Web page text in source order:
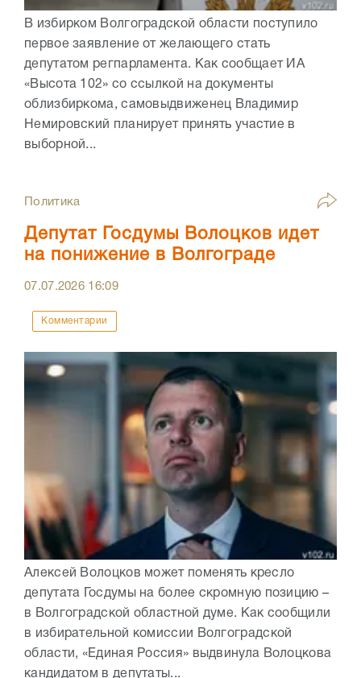
В избирком Волгоградской области поступило
первое заявление от желающего стать
депутатом регпарламента. Как сообщает ИА
«Высота 102» со ссылкой на документы
облизбиркома, самовыдвиженец Владимир
Немировский планирует принять участие в
выборной...
Политика
Депутат Госдумы Волоцков идет
на понижение в Волгограде
07.07.2026 16:09
Комментарии
Алексей Волоцков может поменять кресло
депутата Госдумы на более скромную позицию –
в Волгоградской областной думе. Как сообщили
в избирательной комиссии Волгоградской
области, «Единая Россия» выдвинула Волоцкова
кандидатом в депутаты...